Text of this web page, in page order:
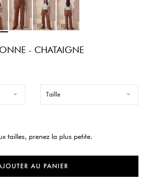
- CHATAIGNE
Taille
tailles, prenez la plus petite.
AU PANIER